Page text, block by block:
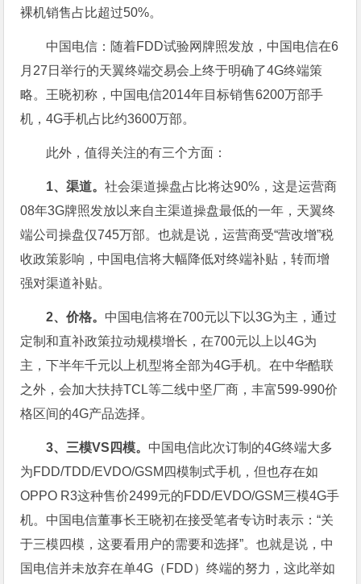
裸机销售占比超过50%。
中国电信：随着FDD试验网牌照发放，中国电信在6
月27日举行的天翼终端交易会上终于明确了4G终端策
略。王晓初称，中国电信2014年目标销售6200万部手
机，4G手机占比约3600万部。
此外，值得关注的有三个方面：
1、渠道。社会渠道操盘占比将达90%，这是运营商
08年3G牌照发放以来自主渠道操盘最低的一年，天翼终
端公司操盘仅745万部。也就是说，运营商受“营改增”税
收政策影响，中国电信将大幅降低对终端补贴，转而增
强对渠道补贴。
2、价格。 中国电信将在700元以下以3G为主，通过
定制和直补政策拉动规模增长，在700元以上以4G为
主，下半年千元以上机型将全部为4G手机。在中华酷联
之外，会加大扶持TCL等二线中坚厂商，丰富599-990价
格区间的4G产品选择。
3、三模VS四模。 中国电信此次订制的4G终端大多
为FDD/TDD/EVDO/GSM四模制式手机，但也存在如
OPPO R3这种售价2499元的FDD/EVDO/GSM三模4G手
机。中国电信董事长王晓初在接受笔者专访时表示：“关
于三模四模，这要看用户的需要和选择”。也就是说，中
国电信并未放弃在单4G（FDD）终端的努力，这此举如